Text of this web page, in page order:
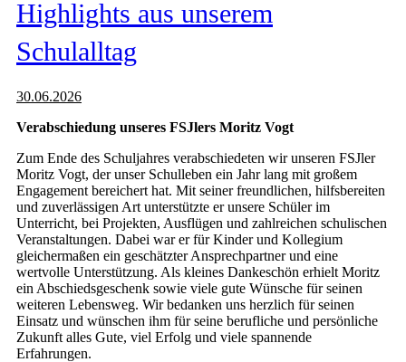
Highlights aus unserem
Schulalltag
30.06.2026
Verabschiedung unseres FSJlers Moritz Vogt
Zum Ende des Schuljahres verabschiedeten wir unseren FSJler
Moritz Vogt, der unser Schulleben ein Jahr lang mit großem
Engagement bereichert hat. Mit seiner freundlichen, hilfsbereiten
und zuverlässigen Art unterstützte er unsere Schüler im
Unterricht, bei Projekten, Ausflügen und zahlreichen schulischen
Veranstaltungen. Dabei war er für Kinder und Kollegium
gleichermaßen ein geschätzter Ansprechpartner und eine
wertvolle Unterstützung. Als kleines Dankeschön erhielt Moritz
ein Abschiedsgeschenk sowie viele gute Wünsche für seinen
weiteren Lebensweg. Wir bedanken uns herzlich für seinen
Einsatz und wünschen ihm für seine berufliche und persönliche
Zukunft alles Gute, viel Erfolg und viele spannende
Erfahrungen.